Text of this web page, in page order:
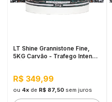
LT Shine Grannistone Fine,
5KG Carvão - Trafego Intenso
R$ 349,99
ou 4xde R$ 87,50 sem juros